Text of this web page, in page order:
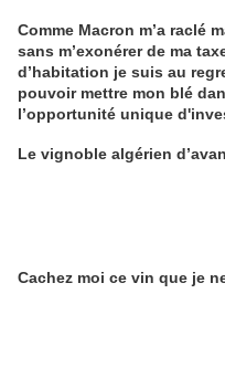
Comme Macron m’a raclé
sans m’exonérer de ma
d’habitation je suis au
pouvoir mettre mon blé
l’opportunité unique
Alain Edouard
Le vignoble algérien
Cachez moi ce vin que je